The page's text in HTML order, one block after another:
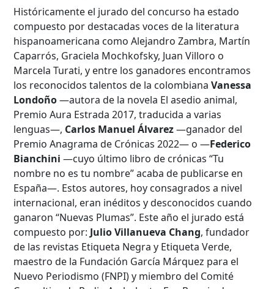
Históricamente el jurado del concurso ha estado
compuesto por destacadas voces de la literatura
hispanoamericana como Alejandro Zambra, Martín
Caparrós, Graciela Mochkofsky, Juan Villoro o
Marcela Turati, y entre los ganadores encontramos
los reconocidos talentos de la colombianaVanessa
Londoño—autora de la novela El asedio animal,
Premio Aura Estrada 2017, traducida a varias
lenguas—, Carlos Manuel Álvarez—ganador del
Premio Anagrama de Crónicas 2022— o —Federico
Bianchini —cuyo último libro de crónicas “Tu
nombre no es tu nombre” acaba de publicarse en
España—. Estos autores, hoy consagrados a nivel
internacional, eran inéditos y desconocidos cuando
ganaron “Nuevas Plumas”. Este año el jurado está
compuesto por: Julio Villanueva Chang, fundador
de las revistas Etiqueta Negra y Etiqueta Verde,
maestro de la Fundación García Márquez para el
Nuevo Periodismo (FNPI) y miembro del Comité
Búsqueda Avanzada
Carrera
Palabra clave